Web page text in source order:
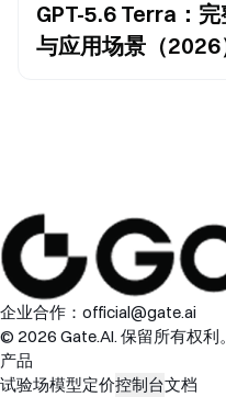
GPT-5.6 Terra：
与应用场景（2026
企业合作： official@gate.ai
© 2026 Gate.AI. 保留所有权利。
产品
试验场模型定价控制台文档